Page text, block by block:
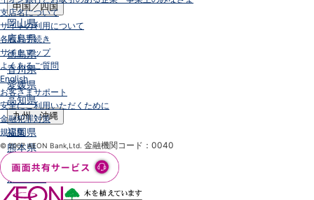
中国／四国
岡山県
広島県
徳島県
香川県
愛媛県
高知県
九州・沖縄
福岡県
熊本県
宮崎県
鹿児島県
沖縄県
支店名について
サイトの利用について
各種お手続き
サイトマップ
よくあるご質問
English
お客さまサポート
安全にご利用いただくために
金融犯罪対策
規定集
© 2007 AEON Bank,Ltd. 金融機関コード：0040